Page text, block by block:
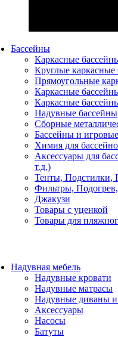
Бассейны
Каркасные
Круглые каркасные
Прямоугольные
Каркасные
Каркасные
Надувные бассейны
Сборные
Бассейны и
Химия для
Аксессуары для
т.д.)
Тенты, Подстилки,
Фильтры,
Джакузи
Товары с уценкой
Товары для
Надувная мебель
Надувные кровати
Надувные матрасы
Надувные диваны и
Аксессуары
Насосы
Батуты